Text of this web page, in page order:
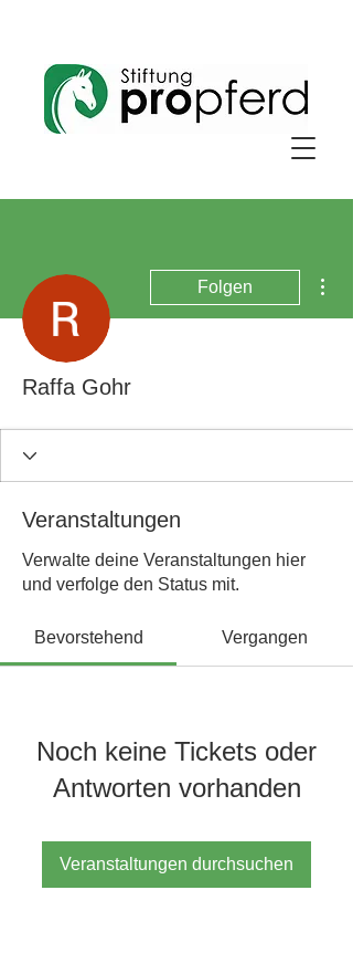
Folgen
Raffa Gohr
Veranstaltungen
Verwalte deine Veranstaltungen hier
und verfolge den Status mit.
Bevorstehend Vergangen
Noch keine Tickets oder
Antworten vorhanden
Veranstaltungen durchsuchen